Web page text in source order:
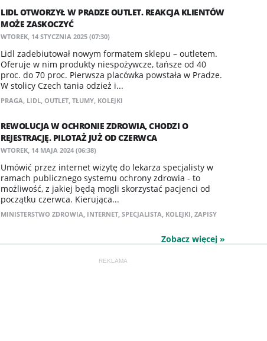
LIDL OTWORZYŁ W PRADZE OUTLET. REAKCJA KLIENTÓW
MOŻE ZASKOCZYĆ
WTOREK, 14 STYCZNIA 2025 (07:30)
Lidl zadebiutował nowym formatem sklepu – outletem.
Oferuje w nim produkty niespożywcze, tańsze od 40
proc. do 70 proc. Pierwsza placówka powstała w Pradze.
W stolicy Czech tania odzież i...
PRAGA, LIDL, OUTLET, TŁUMY, KOLEJKI
REWOLUCJA W OCHRONIE ZDROWIA, CHODZI O
REJESTRACJĘ. PILOTAŻ JUŻ OD CZERWCA
WTOREK, 14 MAJA 2024 (06:38)
Umówić przez internet wizytę do lekarza specjalisty w
ramach publicznego systemu ochrony zdrowia - to
możliwość, z jakiej będą mogli skorzystać pacjenci od
początku czerwca. Kierująca...
MINISTERSTWO ZDROWIA, INTERNET, SPECJALISTA, KOLEJKI, ZAPISY
Zobacz więcej »
REKLAMA